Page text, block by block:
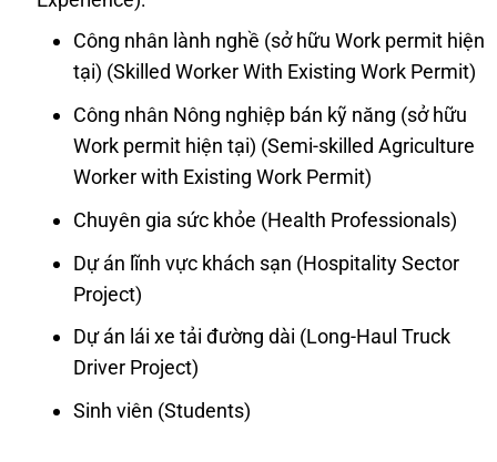
Công nhân lành nghề (sở hữu Work permit hiện
tại) (Skilled Worker With Existing Work Permit)
Công nhân Nông nghiệp bán kỹ năng (sở hữu
Work permit hiện tại) (Semi-skilled Agriculture
Worker with Existing Work Permit)
Chuyên gia sức khỏe (Health Professionals)
Dự án lĩnh vực khách sạn (Hospitality Sector
Project)
Dự án lái xe tải đường dài (Long-Haul Truck
Driver Project)
Sinh viên (Students)